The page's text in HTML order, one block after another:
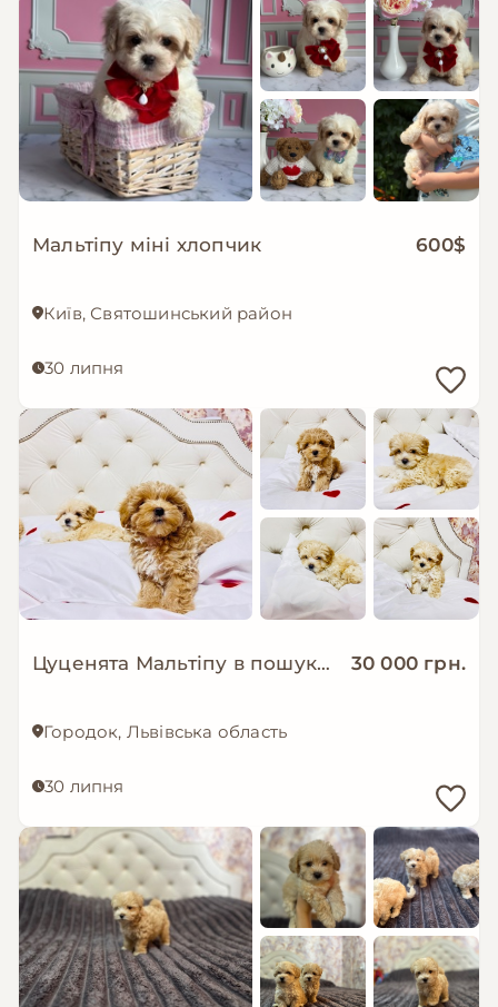
Мальтіпу міні хлопчик 600$
Київ, Святошинський район
30 липня
Цуценята Мальтіпу в пошуку сімʼї 30 000 грн.
Городок, Львівська область
30 липня